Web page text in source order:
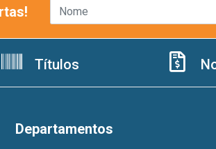
Títulos
Departamentos